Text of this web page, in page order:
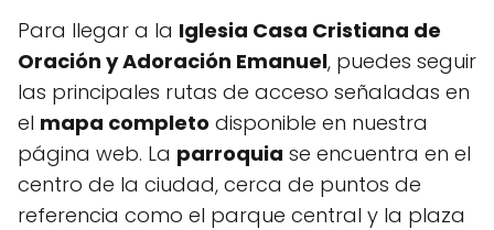
Para llegar a la Iglesia Casa Cristiana de
Oración y Adoración Emanuel, puedes seguir
las principales rutas de acceso señaladas en
el mapa completo disponible en nuestra
página web. La parroquia se encuentra en el
centro de la ciudad, cerca de puntos de
referencia como el parque central y la plaza